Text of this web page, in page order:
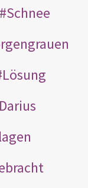
Schnee
Lösung
Darius